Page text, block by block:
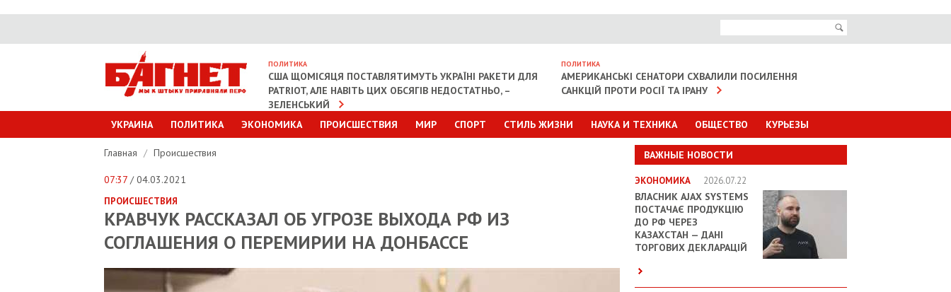
ПОЛИТИКА
США ЩОМІСЯЦЯ ПОСТАВЛЯТИМУТЬ УКРАЇНІ РАКЕТИ ДЛЯ
PATRIOT, АЛЕ НАВІТЬ ЦИХ ОБСЯГІВ НЕДОСТАТНЬО, –
ЗЕЛЕНСЬКИЙ
ПОЛИТИКА
АМЕРИКАНСЬКІ СЕНАТОРИ СХВАЛИЛИ ПОСИЛЕННЯ
САНКЦІЙ ПРОТИ РОСІЇ ТА ІРАНУ
УКРАИНА ПОЛИТИКА ЭКОНОМИКА ПРОИСШЕСТВИЯ МИР СПОРТ СТИЛЬ ЖИЗНИ НАУКА И ТЕХНИКА ОБЩЕСТВО КУРЬЕЗЫ
ВАЖНЫЕ НОВОСТИ
ЭКОНОМИКА 2026.07.22
ВЛАСНИК AJAX SYSTEMS
ПОСТАЧАЄ ПРОДУКЦІЮ
ДО РФ ЧЕРЕЗ
КАЗАХСТАН — ДАНІ
ТОРГОВИХ ДЕКЛАРАЦІЙ
Главная / Происшествия
07:37 / 04.03.2021
ПРОИСШЕСТВИЯ
КРАВЧУК РАССКАЗАЛ ОБ УГРОЗЕ ВЫХОДА РФ ИЗ
СОГЛАШЕНИЯ О ПЕРЕМИРИИ НА ДОНБАССЕ